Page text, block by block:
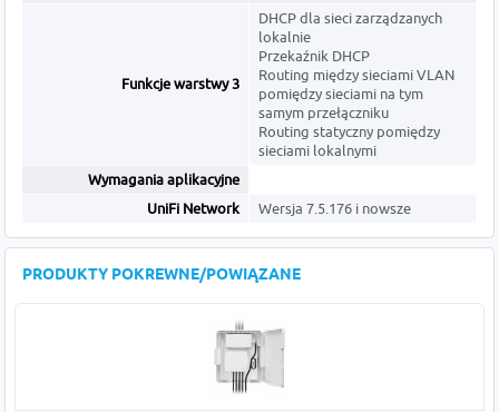
Funkcje warstwy 3
DHCP dla sieci zarządzanych
lokalnie
Przekaźnik DHCP
Routing między sieciami VLAN
pomiędzy sieciami na tym
samym przełączniku
Routing statyczny pomiędzy
sieciami lokalnymi
Wymagania aplikacyjne
UniFi Network
Wersja 7.5.176 i nowsze
PRODUKTY POKREWNE/POWIĄZANE